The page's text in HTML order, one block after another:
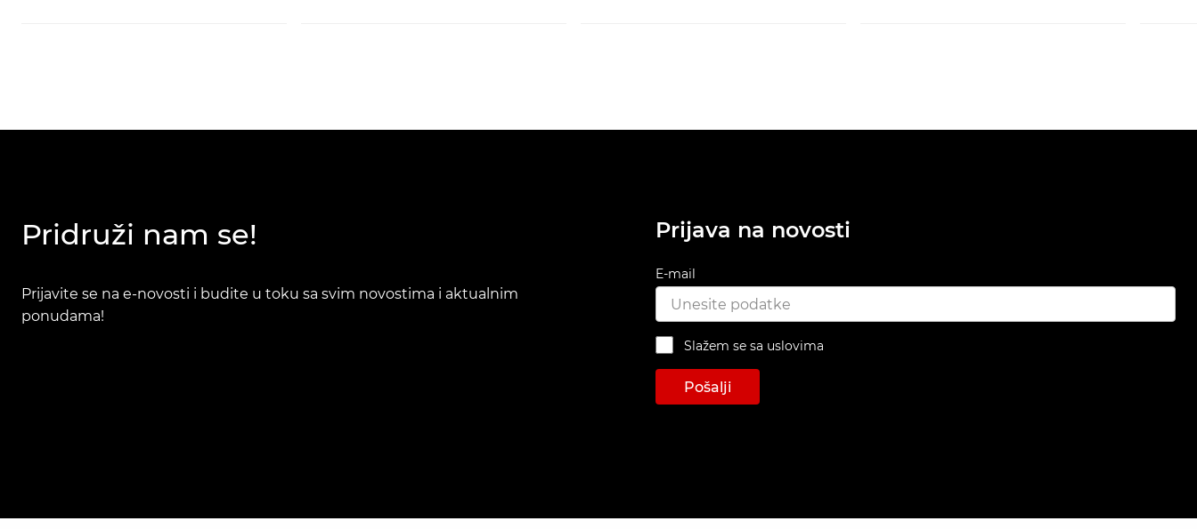
Pridruži nam se!
Prijavite se na e-novosti i budite u toku sa svim novostima i aktualnim
ponudama!
Prijava na novosti
E-mail
Slažem se sa uslovima
Pošalji